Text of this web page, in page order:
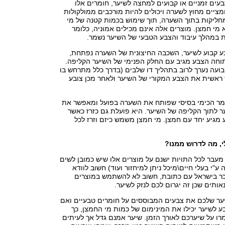
זמניים או קבועים למחצה לשיער, חומרים אלו
מחוץ לשערה ויכולים להיות מורכבים ממולקולות
בתוך השערה, תוך שימוש בכמות קטנה של מי
מי חמצן. מוצרים אלה אינם מכילים אמוניה, כלומר
עיבוד והצבע הטבעי של השיער נשמר.
קבוע לשיער, השכבה החיצונית של השערה נפתחת,
הצבע מגיב עם החלק הפנימי של השיער הקליפה.
נערך לרוב בתהליך דו שלבים (בדרך כלל מתרחש בו
ראשית את הצבע המקורי של השיער ולאחר מכן צובע
הכימי בסיסי שפותח את השערה בפועל ומאפשר את
לתוך הקליפה של השיער. היא פועלת גם כזרז כאשר
מגיע יחד עם חמצן. מי חמצן משמש כיזם וזרז לכל
מה לדרוש ממנו?
מעבר לכל התויות ישנם על מוצרים אלו שיש כמובן לשים
בעלי חיים\מיכל ניתן למיחזור ועוד) חשוב לוודא
בישראל עם כתובת, חשוב לא להשתמש במוצרים
שכן זה יגרום לכם לנזק לשיער.
שלכם את צבעים המבוססים על חומרים טבעיים ואם
לשיער יכילו את המינימום של כמות מי החמצן, כך
על שיערכם לאורך הזמן. שיער אמנם גדל אך לעיתים